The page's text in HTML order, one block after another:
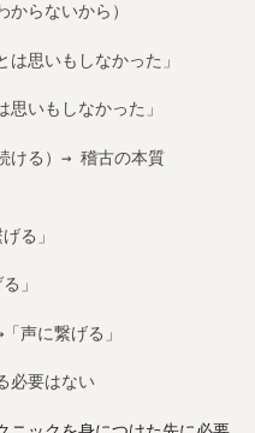
からないから）
は思いもしなかった」
思いもしなかった」
ける）→ 稽古の本質
る」
」
声に繋げる」
必要はない